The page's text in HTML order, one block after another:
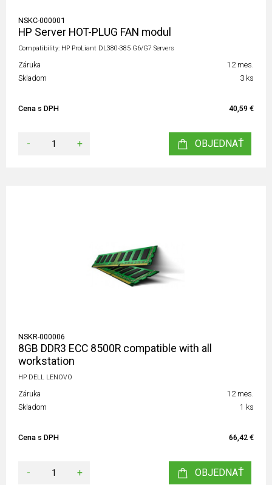
NSKC-000001
HP Server HOT-PLUG FAN modul
Compatibility: HP ProLiant DL380-385 G6/G7 Servers
Záruka
12 mes.
Skladom
3 ks
Cena s DPH 40,59 €
- + OBJEDNAŤ
NSKR-000006
8GB DDR3 ECC 8500R compatible with all
workstation
HP DELL LENOVO
Záruka
12 mes.
Skladom
1 ks
Cena s DPH 66,42 €
- + OBJEDNAŤ